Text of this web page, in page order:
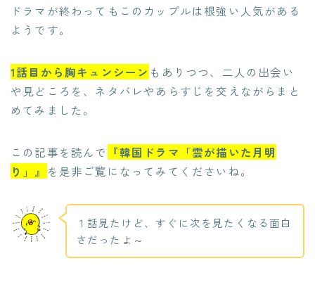
ドラマが終わってもこのカップルは根強い人気がある
ようです。
1話目から胸キュンシーン もありつつ、二人の出会い
や見どころを、ネタバレやあらすじを交えながらまと
めてみました。
この記事を読んで 『韓国ドラマ「雲が描いた月明
り」 』 を是非ご覧になってみてくださいね。
１話見たけど、すぐに次を見たくなる面白
さだったよ～